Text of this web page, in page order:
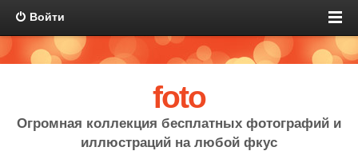
Войти
foto
Огромная коллекция бесплатных фотографий и
иллюстраций на любой фкус